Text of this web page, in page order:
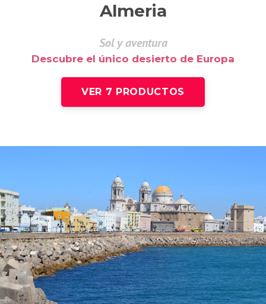
Almeria
Sol y aventura
Descubre el único desierto de Europa
VER 7 PRODUCTOS